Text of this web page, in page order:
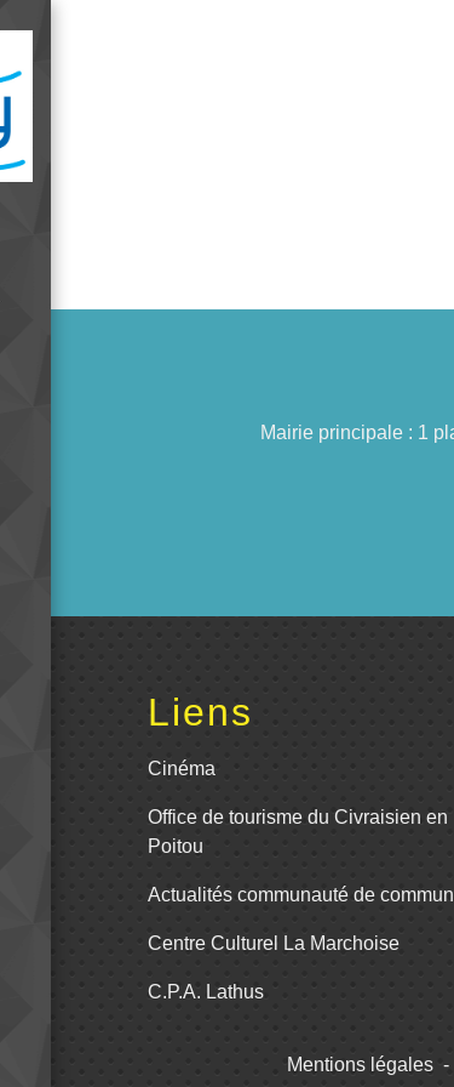
Mairie principale : 1
Liens
Cinéma
Office de tourisme du Civraisien en
Poitou
Actualités communauté de
Centre Culturel La Marchoise
C.P.A. Lathus
Mentions légales -